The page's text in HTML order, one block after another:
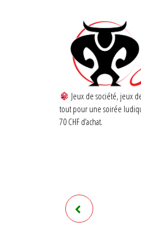
Jeux de société, jeux
tout pour une soirée
70 CHF d’achat.